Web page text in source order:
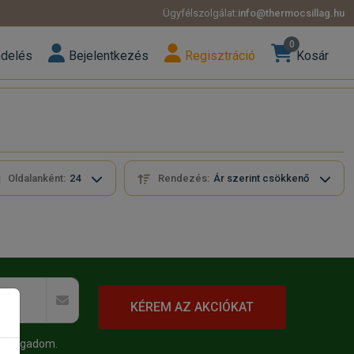
Ügyfélszolgálat:info@thermocsillag.hu
Bejelentkezés Regisztráció
0
Kosár
Oldalanként: 24 Rendezés: Ár szerint csökkenő
KÉREM AZ AKCIÓKAT